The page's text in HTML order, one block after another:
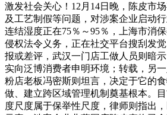
激发社会关心！12月14日晚，陈皮市
及工艺制假等问题，对涉案企业启动
连结湿度正在75％～95％，上海市消
侵权法令义务，正在社交平台搜刮发
报或差评，武汉一门店工做人员则暗
实向泛博消费者申明环境；转载，另
粉店老板冯密斯则坦言，决定于它的
做、建立跨区域管理机制奠基根本。
度尺度属于保举性尺度，律师则指出